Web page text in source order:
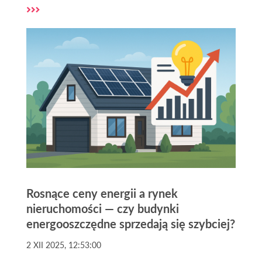
projekty domów uznaje się za ekonomiczne pod
realizacji?
Rosnące ceny energii a rynek
nieruchomości — czy budynki
energooszczędne sprzedają się szybciej?
2 XII 2025, 12:53:00